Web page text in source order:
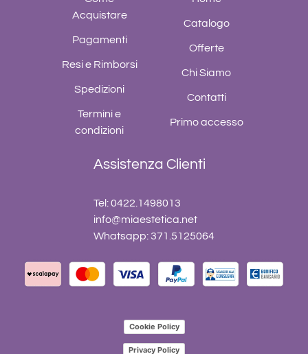
Acquistare
Pagamenti
Resi e Rimborsi
Spedizioni
Termini e
condizioni
Catalogo
Offerte
Chi Siamo
Contatti
Primo accesso
Assistenza Clienti
Tel: 0422.1498013
info@miaestetica.net
Whatsapp: 371.5125064
Cookie Policy
Privacy Policy